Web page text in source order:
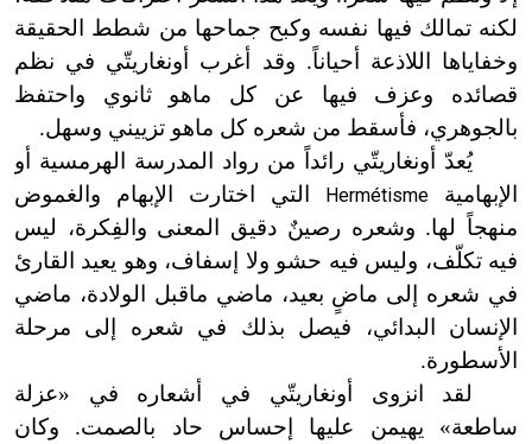
لكنه تمالك فيها نفسه وكبح جماحها من شطط الحقيقة
وخفاياها اللاذعة أحياناً. وقد أغرب أونغاريتّي في نظم
قصائده وعزف فيها عن كل ماهو ثانوي واحتفظ
بالجوهري، فأسقط من شعره كل ماهو تزييني وسهل.
يُعدّ أونغاريتّي رائداً من رواد المدرسة الهرمسية أو
الإبهامية Hermétisme
التي اختارت الإبهام والغموض
منهجاً لها. وشعره رصينٌ دقيق المعنى والفِكرة، ليس
فيه تكلّف، وليس فيه حشو ولا إسفاف، وهو يعيد القارئ
في شعره إلى ماضٍ بعيد، ماضي ماقبل الولادة، ماضي
الإنسان البدائي، فيصل بذلك في شعره إلى مرحلة
الأسطورة.
لقد انزوى أونغاريتّي في أشعاره في «عزلة
ساطعة» يهيمن عليها إحساس حاد بالصمت. وكان